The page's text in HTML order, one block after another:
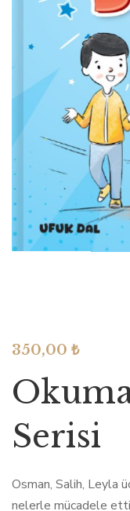
350,00 ₺
Serisi
Osman, Salih, Leyla
nelerle mücadele